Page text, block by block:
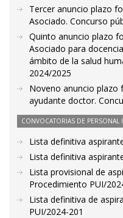
Tercer anuncio plazo
Asociado. Concurso
Quinto anuncio plazo
Asociado para
ámbito de la salud
2024/2025
Noveno anuncio
ayudante doctor.
CONVOCATORIAS DE PERSONAL
Lista definitiva
Lista definitiva
Lista provisional de
Procedimiento PUI/
Lista definitiva de
PUI/2024-201